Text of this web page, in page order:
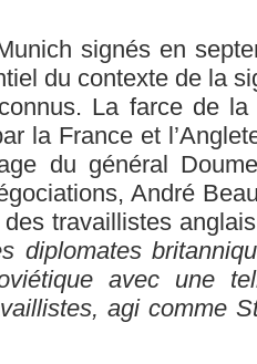
signés en
du contexte de la
La farce de
la France et
du général
André
travaillistes
diplomates
avec une
agi comme